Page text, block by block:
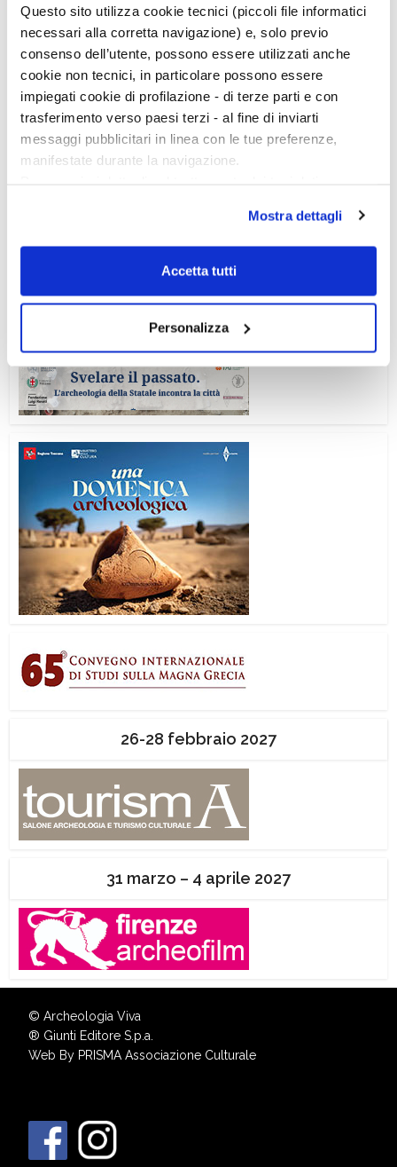
Questo sito utilizza cookie tecnici (piccoli file informatici
necessari alla corretta navigazione) e, solo previo
consenso dell’utente, possono essere utilizzati anche
cookie non tecnici, in particolare possono essere
impiegati cookie di profilazione - di terze parti e con
trasferimento verso paesi terzi - al fine di inviarti
messaggi pubblicitari in linea con le tue preferenze,
manifestate durante la navigazione.
scelte privacy sui cookie, ti invitiamo a prendere visione
dell’informativa cookie.
Chiudendo il banner tramite la “X” prosegui la
dei soli cookie tecnici. Selezionando “Accetta tutti” presti
il tuo consenso alla profilazione che potrai revocare in
ogni momentoRevoca
Mostra dettagli
Accetta tutti
Personalizza
Ciclo di conferenze
26-28 febbraio 2027
31 marzo – 4 aprile 2027
© Archeologia Viva
® Giunti Editore S.p.a.
Web By PRISMA Associazione Culturale